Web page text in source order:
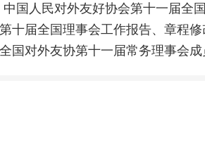
国人民对外友好协会第十一届全
十届全国理事会工作报告、章程
国对外友协第十一届常务理事会成